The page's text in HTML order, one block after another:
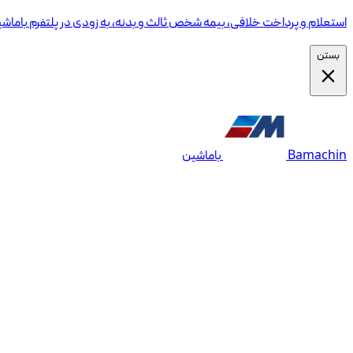
استعلام و پرداخت خلافی، بیمه شخص ثالث و بدنه، به زودی در پلتفرم
بستن
Bamachin باماشین